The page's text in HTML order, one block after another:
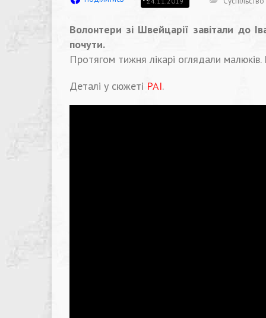
Волонтери зі Швейцарії завітали до
почути.
Протягом тижня лікарі оглядали
Деталі у сюжеті РАІ.